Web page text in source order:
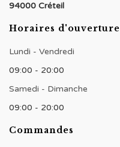
94000 Créteil
Horaires d'ouverture
Lundi - Vendredi
09:00 - 20:00
Samedi - Dimanche
09:00 - 20:00
Commandes